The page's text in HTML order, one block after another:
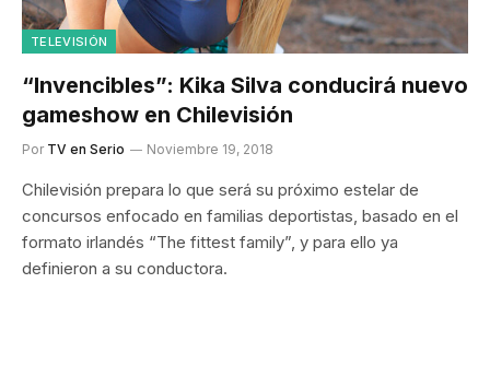
TELEVISIÓN
“Invencibles”: Kika Silva conducirá nuevo
gameshow en Chilevisión
Por TV en Serio Noviembre 19, 2018
Chilevisión prepara lo que será su próximo estelar de
concursos enfocado en familias deportistas, basado en el
formato irlandés “The fittest family”, y para ello ya
definieron a su conductora.